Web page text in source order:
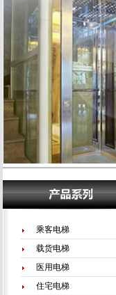
乘客电梯
载货电梯
医用电梯
住宅电梯